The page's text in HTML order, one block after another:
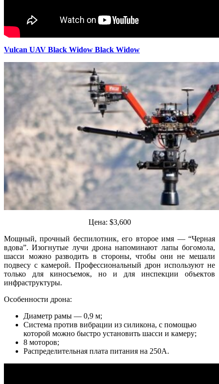
Vulcan UAV Black Widow Black Widow
Цена: $3,600
Мощный, прочный беспилотник, его второе имя — “Черная
вдова”. Изогнутые лучи дрона напоминают лапы богомола,
шасси можно разводить в стороны, чтобы они не мешали
подвесу с камерой. Профессиональный дрон используют не
только для киносъемок, но и для инспекции объектов
инфраструктуры.
Особенности дрона:
Диаметр рамы — 0,9 м;
Система против вибрации из силикона, с помощью
которой можно быстро установить шасси и камеру;
8 моторов;
Распределительная плата питания на 250A.